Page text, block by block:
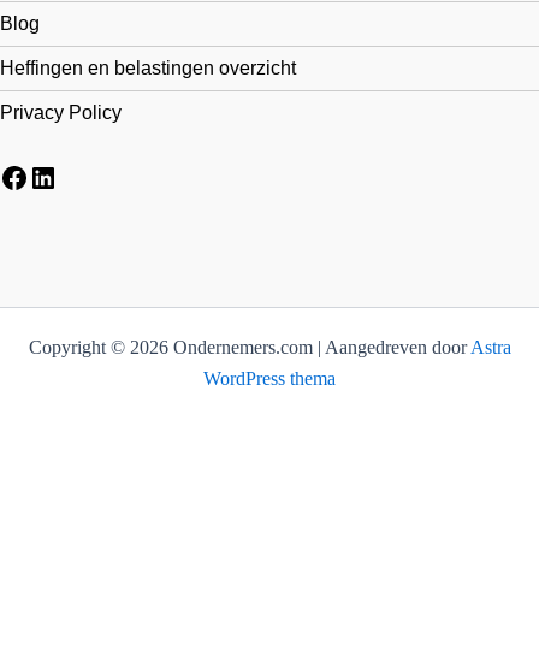
Blog
Heffingen en belastingen overzicht
Privacy Policy
Facebook
LinkedIn
Copyright © 2026 Ondernemers.com | Aangedreven doorAstra
WordPress thema